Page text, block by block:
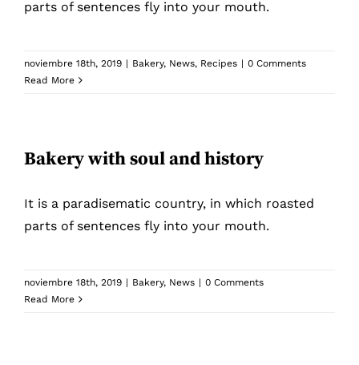
parts of sentences fly into your mouth.
noviembre 18th, 2019 | Bakery, News, Recipes | 0 Comments
Read More
Bakery with soul and history
It is a paradisematic country, in which roasted
parts of sentences fly into your mouth.
noviembre 18th, 2019 | Bakery, News | 0 Comments
Read More